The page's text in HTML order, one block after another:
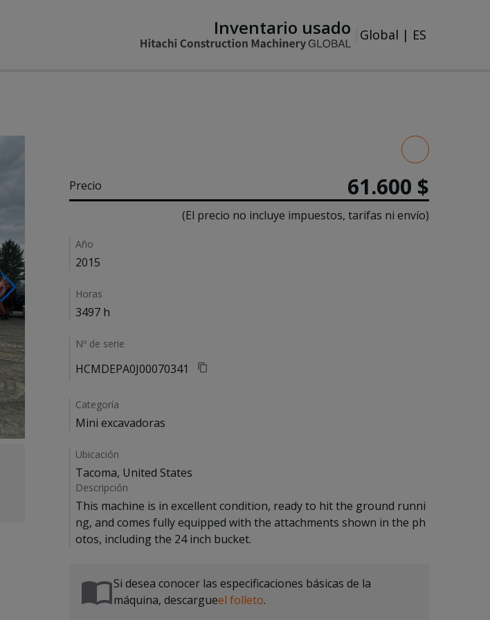
Inventario usado Global | ES
Precio 61.600 $
(El precio no incluye impuestos, tarifas ni envío)
Details
Año
2015
Horas
3497 h
Nº de serie
HCMDEPA0J00070341
Categoría
Mini excavadoras
Ubicación
Tacoma, United States
Descripción
This machine is in excellent condition, ready to hit the ground runni
ng, and comes fully equipped with the attachments shown in the ph
Si desea conocer las especificaciones básicas de la
máquina, descargueel folleto.